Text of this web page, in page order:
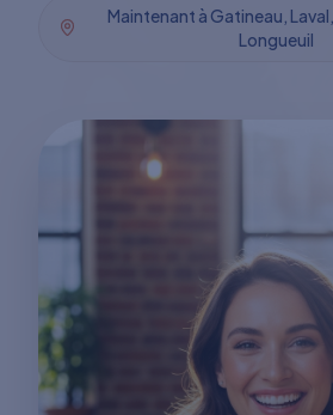
Maintenant à Gatineau,
Longueuil